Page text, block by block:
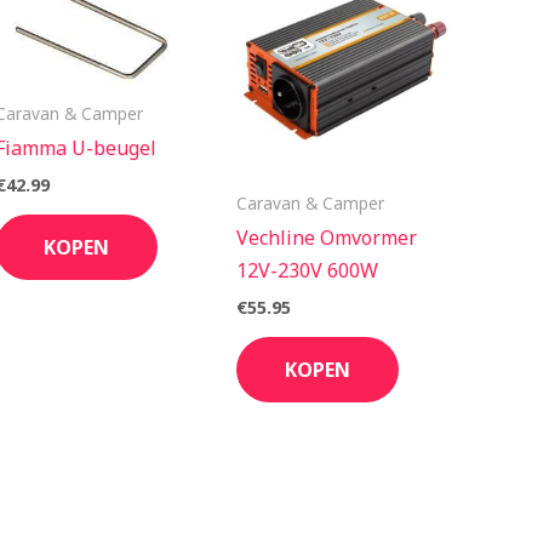
& Camper
U-beugel
42.99
KOPEN
Caravan & Camper
Vechline Omvormer
12V-230V 600W
€55.95
KOPEN